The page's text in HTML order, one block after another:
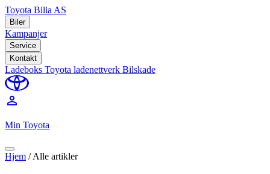
Toyota Bilia AS
Biler
Kampanjer
Service
Kontakt
Ladeboks Toyota ladenettverk Bilskade
perm_identity
Min Toyota
Hjem /Alle artikler